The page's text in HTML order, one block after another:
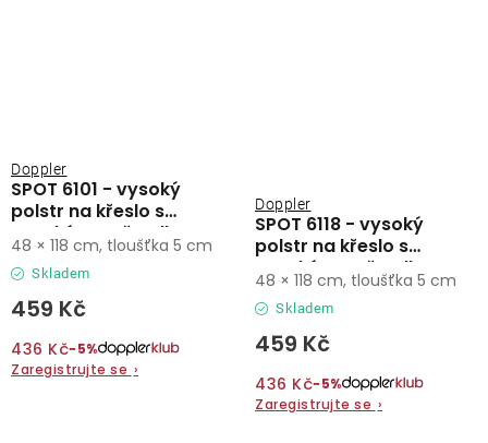
SPOT 6101 - vysoký
polstr na křeslo s
vysokým opěradlem
Doppler
Skladem
459 Kč
436 Kč−5%
Zaregistrujte se ›
48 × 118 cm, tloušťka 5 cm
SPOT 6118 - vysoký
polstr na křeslo s
vysokým opěradlem
Doppler
Skladem
459 Kč
436 Kč−5%
Zaregistrujte se ›
48 × 118 cm, tloušťka 5 cm